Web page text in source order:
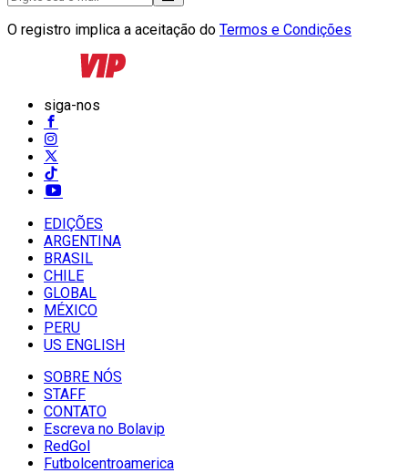
O registro implica a aceitação do Termos e Condições
siga-nos
EDIÇÕES
ARGENTINA
BRASIL
CHILE
GLOBAL
MÉXICO
PERU
US ENGLISH
SOBRE NÓS
STAFF
CONTATO
Escreva no Bolavip
RedGol
Futbolcentroamerica